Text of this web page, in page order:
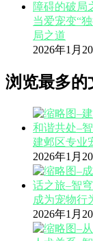
当爱宠变“
局之道
2026年1月
浏览最多的
建邺区专业
2026年1月
成为宠物行
2026年1月